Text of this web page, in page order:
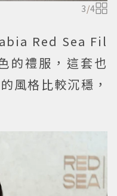
3/4
Red Sea Fil
的禮服，這套也
風格比較沉穩，